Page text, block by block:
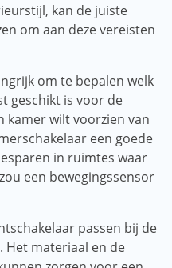
kan de juiste
om aan deze vereisten
om te bepalen welk
geschikt is voor de
kamer wilt voorzien van
een goede
in ruimtes waar
een bewegingssensor
passen bij de
materiaal en de